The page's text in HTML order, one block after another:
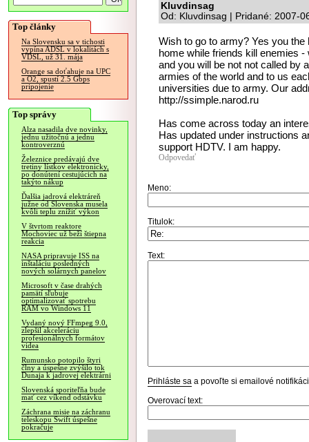
Top články
Na Slovensku sa v tichosti
vypína ADSL v lokalitách s
VDSL, už 31. mája
Orange sa doťahuje na UPC
a O2, spustí 2.5 Gbps
pripojenie
Top správy
Alza nasadila dve novinky,
jednu užitočnú a jednu
kontroverznú
Železnice predávajú dve
tretiny lístkov elektronicky,
po donútení cestujúcich na
takýto nákup
Ďalšia jadrová elektráreň
južne od Slovenska musela
kvôli teplu znížiť výkon
V štvrtom reaktore
Mochoviec už beží štiepna
reakcia
NASA pripravuje ISS na
inštaláciu posledných
nových solárnych panelov
Microsoft v čase drahých
pamätí sľubuje
optimalizovať spotrebu
RAM vo Windows 11
Vydaný nový FFmpeg 9.0,
zlepšil akceleráciu
profesionálnych formátov
videa
Rumunsko potopilo štyri
člny a úspešne zvýšilo tok
Dunaja k jadrovej elektrárni
Slovenská sporiteľňa bude
mať cez víkend odstávku
Záchrana misie na záchranu
teleskopu Swift úspešne
pokračuje
Kluvdinsag
Od: Kluvdinsag | Pridané: 2007-
Wish to go to army? Yes you
home while friends kill enemies
and you will be not not called by
armies of the world and to us
universities due to army. Our
http://ssimple.narod.ru
Has come across today an
Has updated under instructions
support HDTV. I am happy.
Odpovedať
Meno:
Titulok:
Text:
Prihláste sa a povoľte si emailové
Overovací text: